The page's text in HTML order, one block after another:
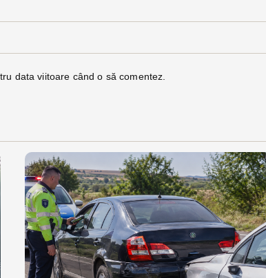
data viitoare când o să comentez.